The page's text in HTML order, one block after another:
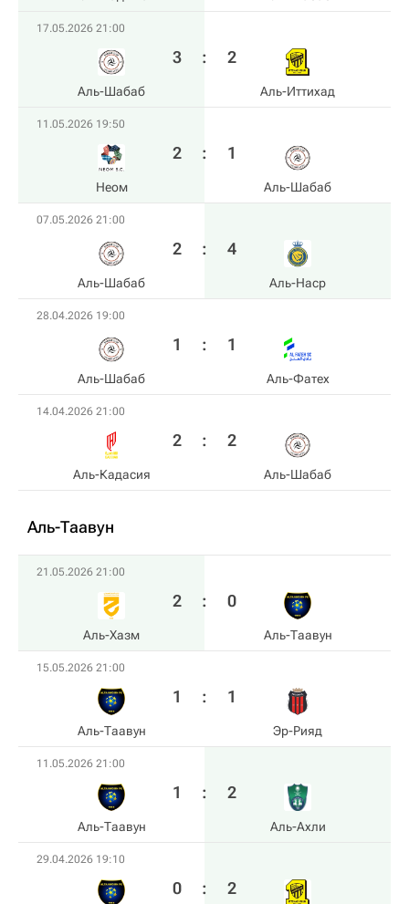
17.05.2026 21:00
Аль-Шабаб
3 : 2
Аль-Иттихад
11.05.2026 19:50
Неом
2 : 1
Аль-Шабаб
07.05.2026 21:00
Аль-Шабаб
2 : 4
Аль-Наср
28.04.2026 19:00
Аль-Шабаб
1 : 1
Аль-Фатех
14.04.2026 21:00
Аль-Кадасия
2 : 2
Аль-Шабаб
Аль-Таавун
21.05.2026 21:00
Аль-Хазм
2 : 0
Аль-Таавун
15.05.2026 21:00
Аль-Таавун
1 : 1
Эр-Рияд
11.05.2026 21:00
Аль-Таавун
1 : 2
Аль-Ахли
29.04.2026 19:10
0 : 2